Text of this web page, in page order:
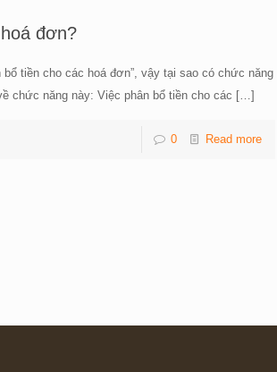
đơn?
tiền cho các hoá đơn”, vậy tại sao có chức năng
chức năng này: Việc phân bổ tiền cho các […]
0 Read more